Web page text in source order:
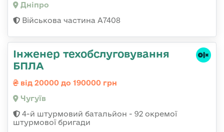
Дніпро
Військова частина А7408
Інженер техобслуговування
БПЛА
від 20000 до 190000 грн
Чугуїв
4-й штурмовий батальйон - 92 окремої
штурмової бригади